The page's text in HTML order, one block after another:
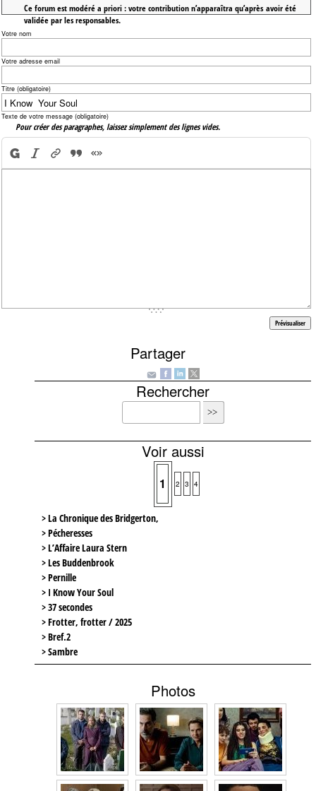
Ce forum est modéré a priori : votre contribution n’apparaîtra qu’après avoir été
validée par les responsables.
Votre nom
Votre adresse email
Titre (obligatoire)
Texte de votre message (obligatoire)
Pour créer des paragraphes, laissez simplement des lignes vides.
Partager
Rechercher
Voir aussi
1 2 3 4
> La Chronique des Bridgerton,
> Pécheresses
> L’Affaire Laura Stern
> Les Buddenbrook
> Pernille
> I Know Your Soul
> 37 secondes
> Frotter, frotter / 2025
> Bref.2
> Sambre
Photos